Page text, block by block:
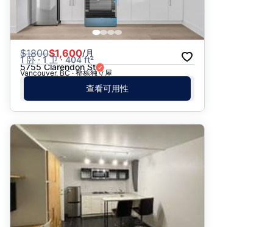
$1800$1,600/月
1 卧 · 1 卫 · 404 ft²
5755 Clarendon St
Vancouver, BC · 整栋独立屋
查看可用性